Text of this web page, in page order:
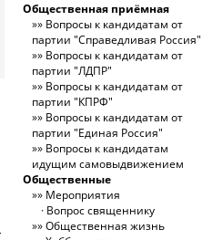
Общественная приёмная
Вопросы к кандидатам от
партии "Справедливая Россия"
Вопросы к кандидатам от
партии "ЛДПР"
Вопросы к кандидатам от
партии "КПРФ"
Вопросы к кандидатам от
партии "Единая Россия"
Вопросы к кандидатам
идущим самовыдвижением
Общественные
Мероприятия
Вопрос священнику
Общественная жизнь